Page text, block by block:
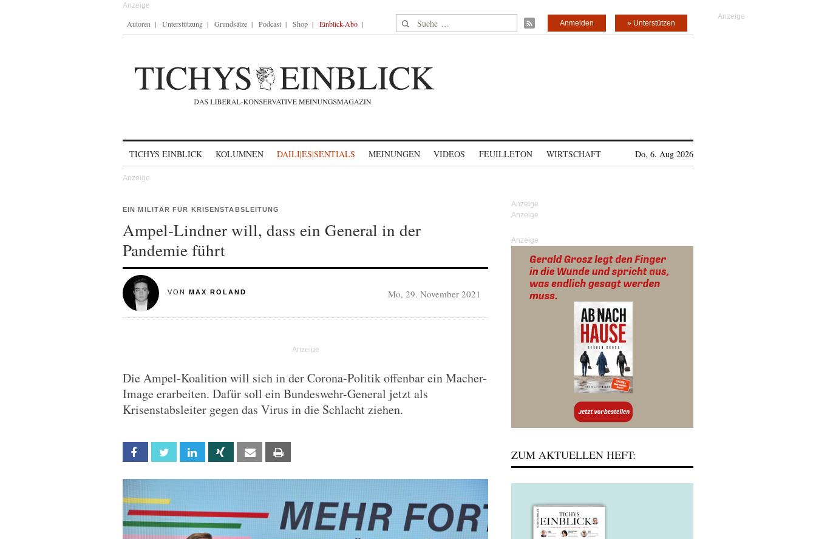
Autoren Unterstützung Grundsätze Podcast Shop Einblick-Abo Suche nach: » Unterstützen
Anmelden
TICHYS EINBLICK KOLUMNEN DAILI|ES|SENTIALS MEINUNGEN VIDEOS FEUILLETON WIRTSCHAFT Do, 6. Aug 2026
EIN MILITÄR FÜR KRISENSTABSLEITUNG
Ampel-Lindner will, dass ein General in der
Pandemie führt
VON MAX ROLAND Mo, 29. November 2021
Die Ampel-Koalition will sich in der Corona-Politik offenbar ein Macher-
Image erarbeiten. Dafür soll ein Bundeswehr-General jetzt als
Krisenstabsleiter gegen das Virus in die Schlacht ziehen.
Facebook Twitter Linkedin Xing Email
Anzeige
ZUM AKTUELLEN HEFT: